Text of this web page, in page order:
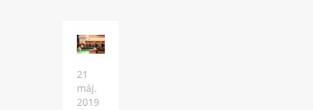
21
máj.
2019